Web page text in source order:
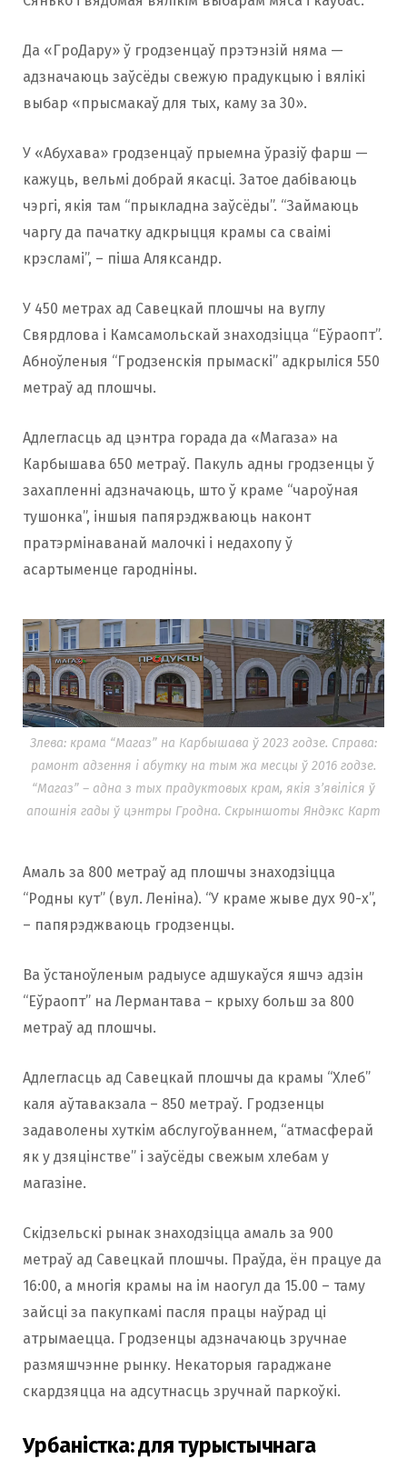
Да «ГроДару» ў гродзенцаў прэтэнзій няма —
адзначаюць заўсёды свежую прадукцыю і вялікі
выбар «прысмакаў для тых, каму за 30».
У «Абухава» гродзенцаў прыемна ўразіў фарш —
кажуць, вельмі добрай якасці. Затое дабіваюць
чэргі, якія там “прыкладна заўсёды”. “Займаюць
чаргу да пачатку адкрыцця крамы са сваімі
крэсламі”, – піша Аляксандр.
У 450 метрах ад Савецкай плошчы на вуглу
Свярдлова і Камсамольскай знаходзіцца “Еўраопт”.
Абноўленыя “Гродзенскія прымаскі” адкрыліся 550
метраў ад плошчы.
Адлегласць ад цэнтра горада да «Магаза» на
Карбышава 650 метраў. Пакуль адны гродзенцы ў
захапленні адзначаюць, што ў краме “чароўная
тушонка”, іншыя папярэджваюць наконт
пратэрмінаванай малочкі і недахопу ў
асартыменце гародніны.
Злева: крама “Магаз” на Карбышава ў 2023 годзе. Справа:
рамонт адзення і абутку на тым жа месцы ў 2016 годзе.
“Магаз” – адна з тых прадуктовых крам, якія з’явіліся ў
апошнія гады ў цэнтры Гродна. Скрыншоты Яндэкс Карт
Амаль за 800 метраў ад плошчы знаходзіцца
“Родны кут” (вул. Леніна). “У краме жыве дух 90-х”,
– папярэджваюць гродзенцы.
Ва ўстаноўленым радыусе адшукаўся яшчэ адзін
“Еўраопт” на Лермантава – крыху больш за 800
метраў ад плошчы.
Адлегласць ад Савецкай плошчы да крамы “Хлеб”
каля аўтавакзала – 850 метраў. Гродзенцы
задаволены хуткім абслугоўваннем, “атмасферай
як у дзяцінстве” і заўсёды свежым хлебам у
магазіне.
Скідзельскі рынак знаходзіцца амаль за 900
метраў ад Савецкай плошчы. Праўда, ён працуе да
16:00, а многія крамы на ім наогул да 15.00 – таму
зайсці за пакупкамі пасля працы наўрад ці
атрымаецца. Гродзенцы адзначаюць зручнае
размяшчэнне рынку. Некаторыя гараджане
скардзяцца на адсутнасць зручнай паркоўкі.
Урбаністка: для турыстычнага